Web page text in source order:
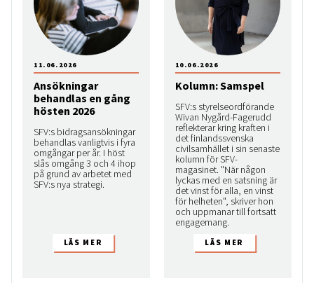
Ansökningar
behandlas en gång
hösten 2026
SFV:s bidragsansökningar
behandlas vanligtvis i fyra
omgångar per år. I höst
slås omgång 3 och 4 ihop
på grund av arbetet med
SFV:s nya strategi.
11.06.2026
Kolumn: Samspel
SFV:s styrelseordförande
Wivan Nygård-Fagerudd
reflekterar kring kraften i
det finlandssvenska
civilsamhället i sin senaste
kolumn för SFV-
magasinet. "När någon
lyckas med en satsning är
det vinst för alla, en vinst
för helheten", skriver hon
och uppmanar till fortsatt
engagemang.
10.06.2026